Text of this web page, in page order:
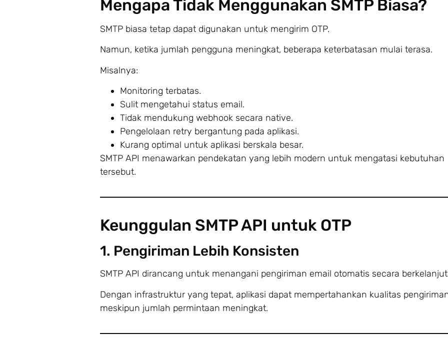
Mengapa Tidak Menggunakan SMTP Biasa?
SMTP biasa tetap dapat digunakan untuk mengirim OTP.
Namun, ketika jumlah pengguna meningkat, beberapa keterbatasan mulai terasa.
Misalnya:
Monitoring terbatas.
Sulit mengetahui status email.
Tidak mendukung webhook secara native.
Pengelolaan retry bergantung pada aplikasi.
Kurang optimal untuk aplikasi berskala besar.
SMTP API menawarkan pendekatan yang lebih modern untuk mengatasi kebutuhan
tersebut.
Keunggulan SMTP API untuk OTP
1. Pengiriman Lebih Konsisten
SMTP API dirancang untuk menangani pengiriman email otomatis secara
Dengan infrastruktur yang tepat, aplikasi dapat mempertahankan kualitas
meskipun jumlah permintaan meningkat.